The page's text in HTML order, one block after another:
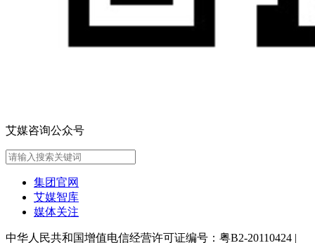
艾媒咨询公众号
集团官网
艾媒智库
媒体关注
中华人民共和国增值电信经营许可证编号：粤B2-20110424 |